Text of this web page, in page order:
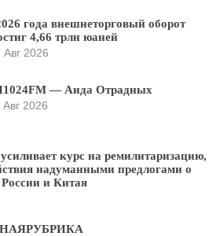
года внешнеторговый оборот
4,66 трлн юаней
Авг 2026
— Аида Отрадных
Авг 2026
курс на ремилитаризацию,
надуманными предлогами о
России и Китая